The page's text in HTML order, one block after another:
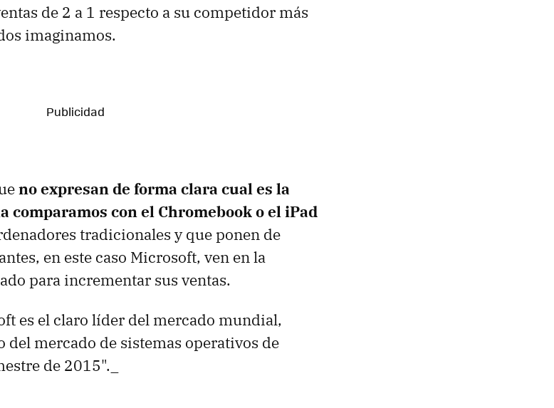
de 2 a 1 respecto a su competidor más
imaginamos.
no expresan de forma clara cual es la
comparamos con el Chromebook o el iPad
tradicionales y que ponen de
en este caso Microsoft, ven en la
para incrementar sus ventas.
es el claro líder del mercado mundial,
del mercado de sistemas operativos de
de 2015"._